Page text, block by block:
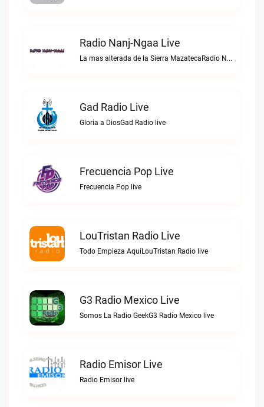
Radio Nanj-Ngaa Live
La mas alterada de la Sierra MazatecaRadio Nanj-Ngaa live
Gad Radio Live
Gloria a DiosGad Radio live
Frecuencia Pop Live
Frecuencia Pop live
LouTristan Radio Live
Todo Empieza AquíLouTristan Radio live
G3 Radio Mexico Live
Somos La Radio GeekG3 Radio Mexico live
Radio Emisor Live
Radio Emisor live